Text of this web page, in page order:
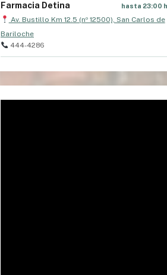
Farmacia Detina hasta 23:00
Av. Bustillo Km 12.5 (nº 12500), San Carlos de
Bariloche
444-4286